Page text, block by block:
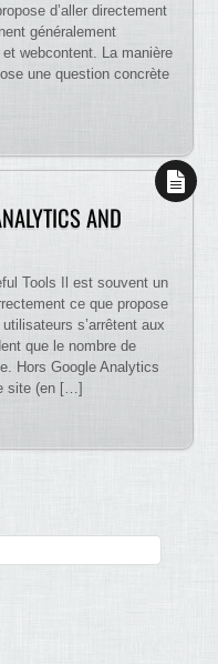
d’aller directement
généralement
webcontent. La manière
une question concrète
AND
Tools Il est souvent un
ce que propose
s’arrêtent aux
que le nombre de
Hors Google Analytics
site (en […]